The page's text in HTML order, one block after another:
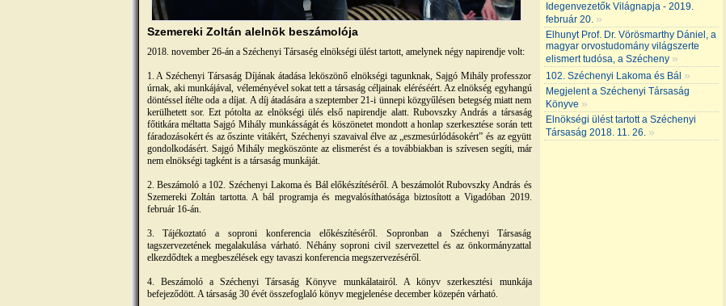
Szemereki Zoltán alelnök beszámolója
2018. november 26-án a Széchenyi Társaség elnökségi ülést tartott, amelynek négy napirendje volt:
1. A Széchenyi Társaság Díjának átadása leköszönő elnökségi tagunknak, Sajgó Mihály professzor
úrnak, aki munkájával, véleményével sokat tett a társaság céljainak eléréséért. Az elnökség egyhangú
döntéssel ítélte oda a díjat. A díj átadására a szeptember 21-i ünnepi közgyűlésen betegség miatt nem
kerülhetett sor. Ezt pótolta az elnökségi ülés első napirendje alatt. Rubovszky András a társaság
főtitkára méltatta Sajgó Mihály munkásságát és köszönetet mondott a honlap szerkesztése során tett
fáradozásokért és az őszinte vitákért, Széchenyi szavaival élve az „eszmesúrlódásokért” és az együtt
gondolkodásért. Sajgó Mihály megköszönte az elismerést és a továbbiakban is szívesen segíti, már
nem elnökségi tagként is a társaság munkáját.
2. Beszámoló a 102. Széchenyi Lakoma és Bál előkészítéséről. A beszámolót Rubovszky András és
Szemereki Zoltán tartotta. A bál programja és megvalósíthatósága biztosított a Vigadóban 2019.
február 16-án.
3. Tájékoztató a soproni konferencia előkészítéséről. Sopronban a Széchenyi Társaság
tagszervezetének megalakulása várható. Néhány soproni civil szervezettel és az önkormányzattal
elkezdődtek a megbeszélések egy tavaszi konferencia megszervezéséről.
4. Beszámoló a Széchenyi Társaság Könyve munkálatairól. A könyv szerkesztési munkája
befejeződött. A társaság 30 évét összefoglaló könyv megjelenése december közepén várható.
Idegenvezetők Világnapja - 2019.
február 20. »
Elhunyt Prof. Dr. Vörösmarthy Dániel, a
magyar orvostudomány világszerte
elismert tudósa, a Szécheny »
102. Széchenyi Lakoma és Bál »
Megjelent a Széchenyi Társaság
Könyve »
Elnökségi ülést tartott a Széchenyi
Társaság 2018. 11. 26. »